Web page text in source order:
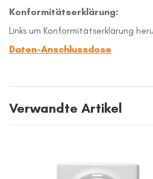
Konformitätserklärung:
Links um Konformitätserklärung
Daten-Anschlussdose
Verwandte Artikel